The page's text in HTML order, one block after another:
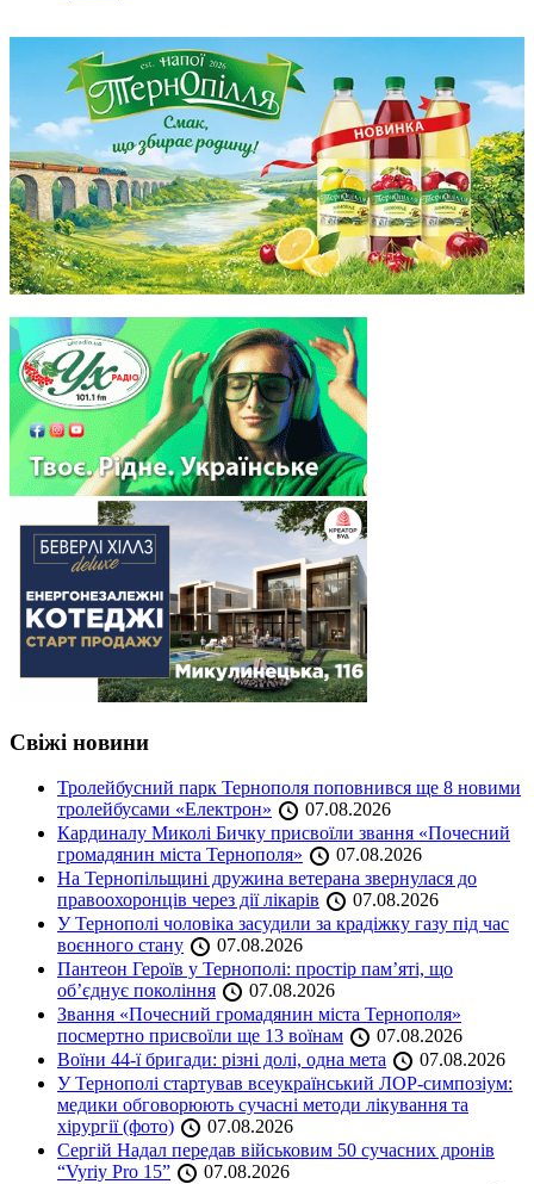
Свіжі новини
Тролейбусний парк Тернополя поповнився ще 8 новими
тролейбусами «Електрон»
07.08.2026
Кардиналу Миколі Бичку присвоїли звання «Почесний
громадянин міста Тернополя»
07.08.2026
На Тернопільщині дружина ветерана звернулася до
правоохоронців через дії лікарів
07.08.2026
У Тернополі чоловіка засудили за крадіжку газу під час
воєнного стану
07.08.2026
Пантеон Героїв у Тернополі: простір пам’яті, що
об’єднує покоління
07.08.2026
Звання «Почесний громадянин міста Тернополя»
посмертно присвоїли ще 13 воїнам
07.08.2026
Воїни 44-ї бригади: різні долі, одна мета
07.08.2026
У Тернополі стартував всеукраїнський ЛОР-симпозіум:
медики обговорюють сучасні методи лікування та
хірургії (фото)
07.08.2026
Сергій Надал передав військовим 50 сучасних дронів
“Vyriy Pro 15”
07.08.2026